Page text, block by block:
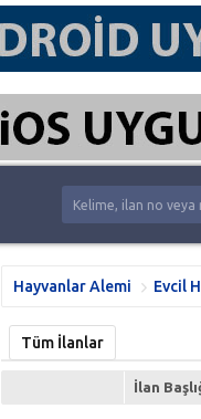
Hayvanlar Alemi Evcil
Tüm İlanlar
İlan